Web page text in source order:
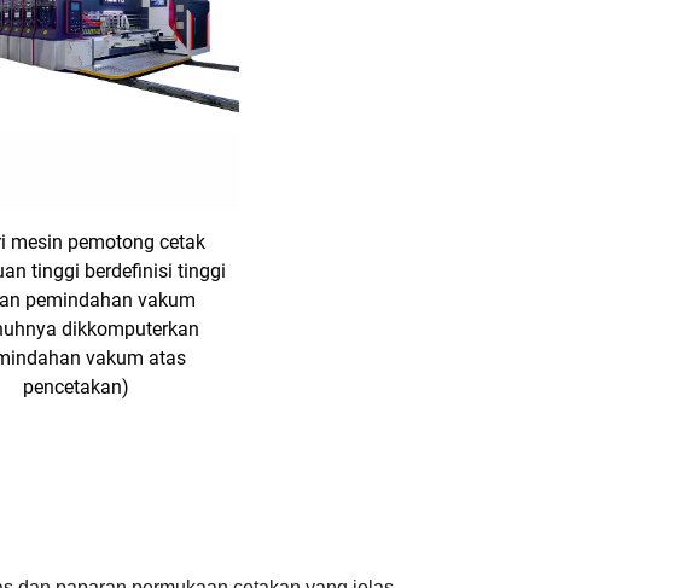
mesin pemotong cetak
tinggi berdefinisi tinggi
pemindahan vakum
dikkomputerkan
vakum atas
pencetakan)